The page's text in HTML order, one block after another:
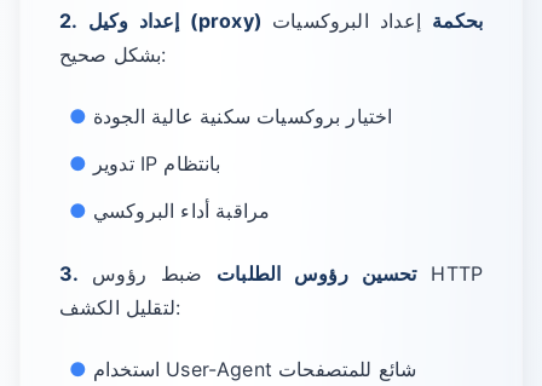
2. إعداد وكيل (proxy) بحكمة إعداد البروكسيات
بشكل صحيح:
اختيار بروكسيات سكنية عالية الجودة
تدوير IP بانتظام
مراقبة أداء البروكسي
3. تحسين رؤوس الطلبات ضبط رؤوس HTTP
لتقليل الكشف:
استخدام User-Agent شائع للمتصفحات